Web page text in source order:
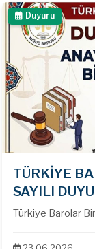
Duyuru
TÜRKİYE
SAYILI
Türkiye Barolar